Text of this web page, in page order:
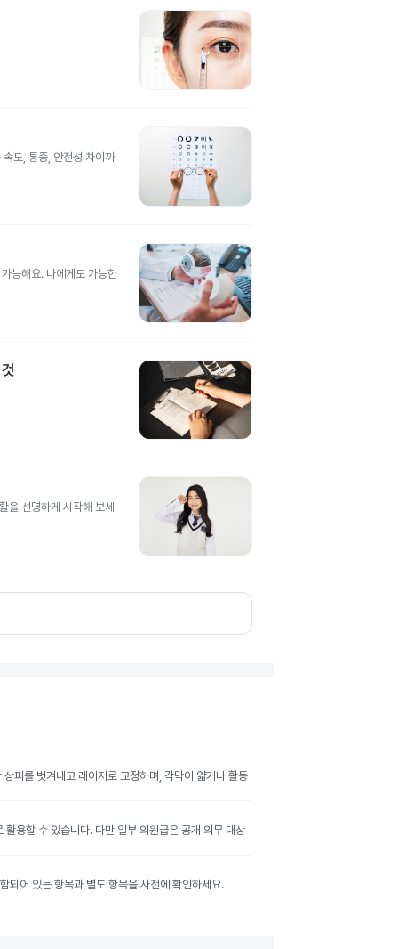
속도, 통증, 안전성 차이까
능해요. 나에게도 가능한
을 선명하게 시작해 보세
피를 벗겨내고 레이저로 교정하며, 각막이 얇거나 활동
용할 수 있습니다. 다만 일부 의원급은 공개 의무 대상
되어 있는 항목과 별도 항목을 사전에 확인하세요.